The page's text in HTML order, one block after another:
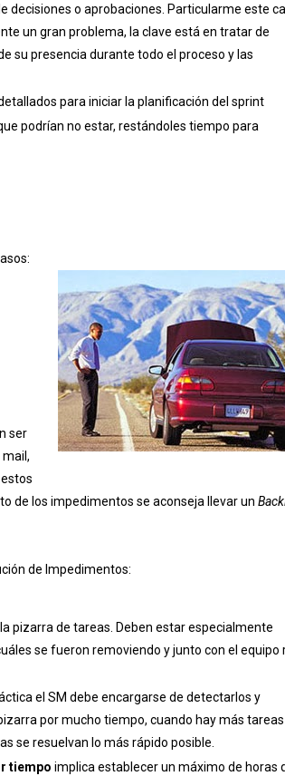
decisiones o aprobaciones. Particularme este
un gran problema, la clave está en tratar de
su presencia durante todo el proceso y las
para iniciar la planificación del sprint
podrían no estar, restándoles tiempo para
ser
de los impedimentos se aconseja llevar un
de Impedimentos:
pizarra de tareas. Deben estar especialmente
se fueron removiendo y junto con el equipo
el SM debe encargarse de detectarlos y
por mucho tiempo, cuando hay más tareas
se resuelvan lo más rápido posible.
tiempo implica establecer un máximo de horas